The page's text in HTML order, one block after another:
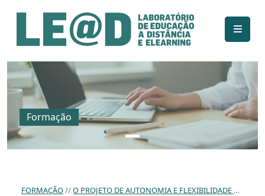
Ir para o conteúdo principal
Informações de acessibilidade
Mapa do site
Formação
FORMAÇÃO O PROJETO DE AUTONOMIA E FLEXIBILIDADE CURRICULAR E AS ESTRATÉGIAS DE ENSINO-APRENDIZAGEM: ESTUDO EXPLORATÓRIO NUM AGRUPAMENTO DE ESCOLAS.